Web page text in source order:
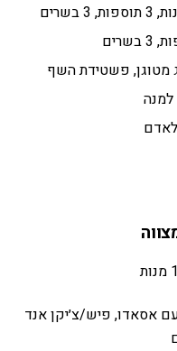
אסאדו, פיש/צ׳יקן אנד